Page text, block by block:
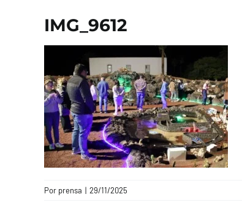
IMG_9612
Por prensa | 29/11/2025